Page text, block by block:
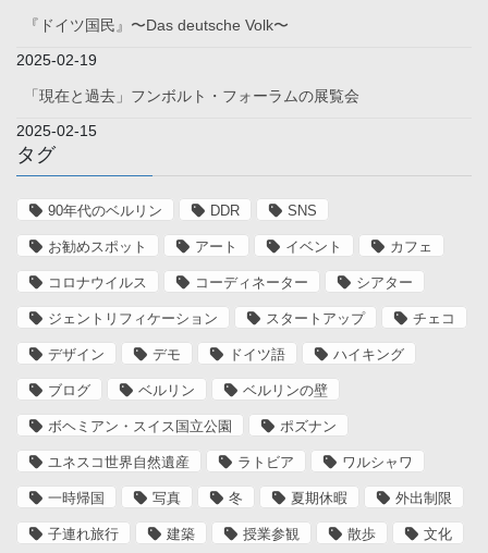
『ドイツ国民』〜Das deutsche Volk〜
2025-02-19
「現在と過去」フンボルト・フォーラムの展覧会
2025-02-15
タグ
90年代のベルリン DDR SNS
お勧めスポット アート イベント カフェ
コロナウイルス コーディネーター シアター
ジェントリフィケーション スタートアップ チェコ
デザイン デモ ドイツ語 ハイキング
ブログ ベルリン ベルリンの壁
ボヘミアン・スイス国立公園 ポズナン
ユネスコ世界自然遺産 ラトビア ワルシャワ
一時帰国 写真 冬 夏期休暇 外出制限
子連れ旅行 建築 授業参観 散歩 文化